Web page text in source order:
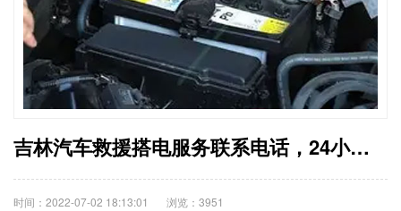
吉林汽车救援搭电服务联系电话，24小时更换电瓶搭电救援一般多少钱
时间：2022-07-02 18:13:01 浏览： 3951